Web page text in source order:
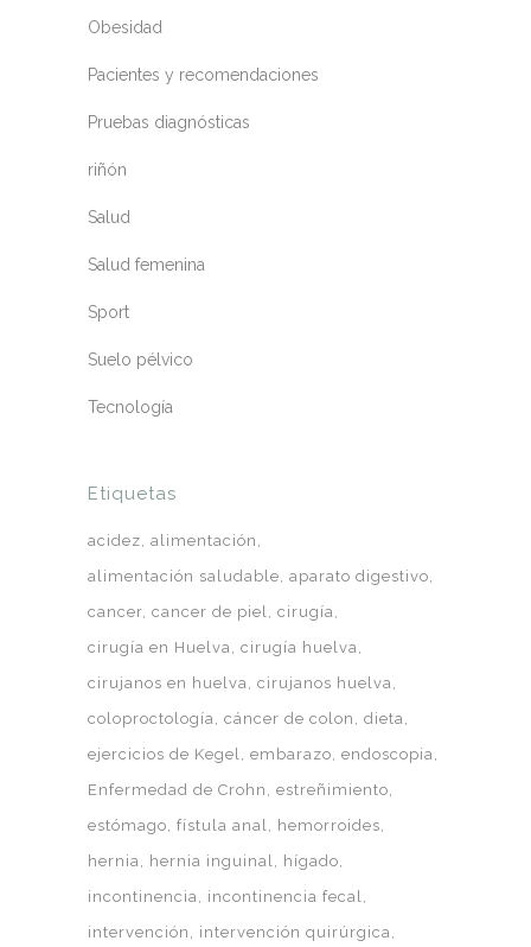
Obesidad
Pacientes y recomendaciones
Pruebas diagnósticas
riñón
Salud
Salud femenina
Sport
Suelo pélvico
Tecnología
Etiquetas
acidez alimentación
alimentación saludable aparato digestivo
cancer cancer de piel
cirugía
cirugía en Huelva
cirugía huelva
cirujanos en huelva
cirujanos huelva
coloproctología
cáncer de colon
dieta
ejercicios de Kegel
embarazo endoscopia
Enfermedad de Crohn
estreñimiento
estómago fístula anal
hemorroides
hernia
hernia inguinal
hígado
incontinencia
incontinencia fecal
intervención
intervención quirúrgica